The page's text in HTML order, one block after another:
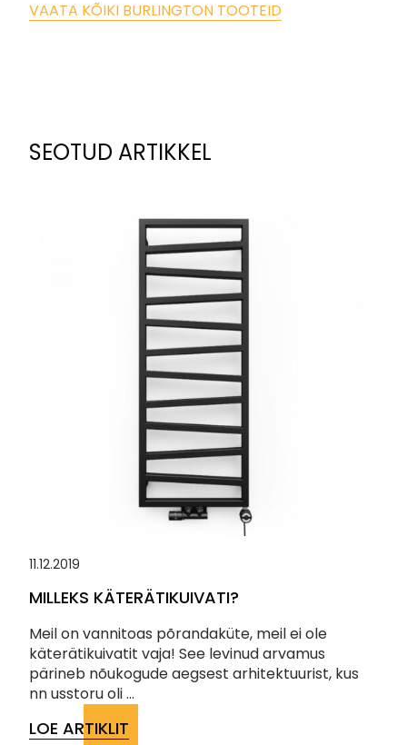
VAATA KÕIKI BURLINGTON TOOTEID
SEOTUD ARTIKKEL
11.12.2019
MILLEKS KÄTERÄTIKUIVATI?
Meil on vannitoas põrandaküte, meil ei ole
käterätikuivatit vaja! See levinud arvamus
pärineb nõukogude aegsest arhitektuurist, kus
nn usstoru oli ...
LOE ARTIKLIT